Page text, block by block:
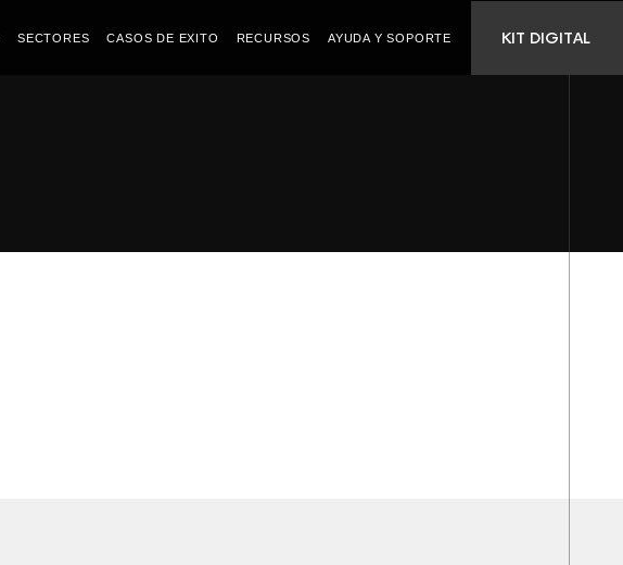
SECTORES CASOS DE EXITO RECURSOS AYUDA Y SOPORTE KIT DIGITAL